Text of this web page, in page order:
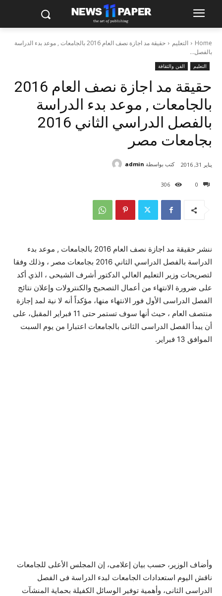
Home التعليم
حقيقة مد اجازة نصف العام 2016 بالجامعات , موعد بدء الدراسة
بالفصل...
التعليم الفن والثقافة
حقيقة مد اجازة نصف العام 2016
بالجامعات , موعد بدء الدراسة
بالفصل الدراسي الثاني 2016
بجامعات مصر
0
306
يناير 31, 2016 كتب بواسطة admin
ننشر حقيقة مد اجازة نصف العام 2016 بالجامعات , موعد بدء
الدراسة بالفصل الدراسي الثاني 2016 بجامعات مصر ، وذلك وفقا
لتصريحات وزير التعليم العالي الدكتور أشرف الشيحى ، الذي أكد
على ضرورة الانتهاء من أعمال التصحيح والكنترولات وإعلان نتائج
الفصل الدراسى الأول فور الانتهاء منها، مؤكداً أنه لا نية لمد إجازة
منتصف العام ، حيث أنها سوف تستمر حتى 11 فبراير المقبل، على
أن يبدأ الفصل الدراسى الثانى بالجامعات اعتبارا من يوم السبت
الموافق 13 فبراير.
وأضاف الوزير، حسب بيان إعلامى، إن المجلس الأعلى للجامعات
ناقش اليوم استعدادات الجامعات لبدء الدراسة فى الفصل
الدراسى الثانى، وأهمية توفير الوسائل الكفيلة بحماية المنشآت